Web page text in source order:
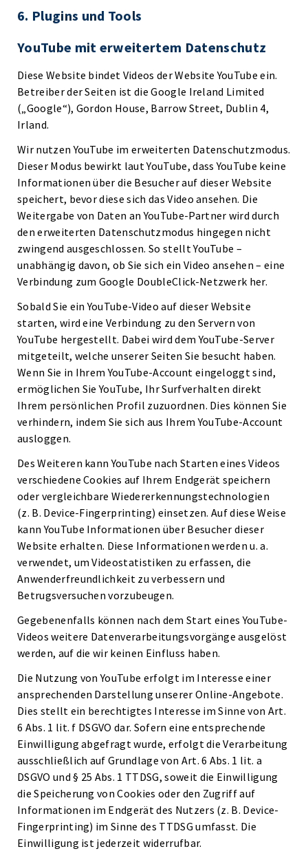
6. Plugins und Tools
YouTube mit erweitertem Datenschutz
Diese Website bindet Videos der Website YouTube ein.
Betreiber der Seiten ist die Google Ireland Limited
(„Google“), Gordon House, Barrow Street, Dublin 4,
Irland.
Wir nutzen YouTube im erweiterten Datenschutzmodus.
Dieser Modus bewirkt laut YouTube, dass YouTube keine
Informationen über die Besucher auf dieser Website
speichert, bevor diese sich das Video ansehen. Die
Weitergabe von Daten an YouTube-Partner wird durch
den erweiterten Datenschutzmodus hingegen nicht
zwingend ausgeschlossen. So stellt YouTube –
unabhängig davon, ob Sie sich ein Video ansehen – eine
Verbindung zum Google DoubleClick-Netzwerk her.
Sobald Sie ein YouTube-Video auf dieser Website
starten, wird eine Verbindung zu den Servern von
YouTube hergestellt. Dabei wird dem YouTube-Server
mitgeteilt, welche unserer Seiten Sie besucht haben.
Wenn Sie in Ihrem YouTube-Account eingeloggt sind,
ermöglichen Sie YouTube, Ihr Surfverhalten direkt
Ihrem persönlichen Profil zuzuordnen. Dies können Sie
verhindern, indem Sie sich aus Ihrem YouTube-Account
ausloggen.
Des Weiteren kann YouTube nach Starten eines Videos
verschiedene Cookies auf Ihrem Endgerät speichern
oder vergleichbare Wiedererkennungstechnologien
(z. B. Device-Fingerprinting) einsetzen. Auf diese Weise
kann YouTube Informationen über Besucher dieser
Website erhalten. Diese Informationen werden u. a.
verwendet, um Videostatistiken zu erfassen, die
Anwenderfreundlichkeit zu verbessern und
Betrugsversuchen vorzubeugen.
Gegebenenfalls können nach dem Start eines YouTube-
Videos weitere Datenverarbeitungsvorgänge ausgelöst
werden, auf die wir keinen Einfluss haben.
Die Nutzung von YouTube erfolgt im Interesse einer
ansprechenden Darstellung unserer Online-Angebote.
Dies stellt ein berechtigtes Interesse im Sinne von Art.
6 Abs. 1 lit. f DSGVO dar. Sofern eine entsprechende
Einwilligung abgefragt wurde, erfolgt die Verarbeitung
ausschließlich auf Grundlage von Art. 6 Abs. 1 lit. a
DSGVO und § 25 Abs. 1 TTDSG, soweit die Einwilligung
die Speicherung von Cookies oder den Zugriff auf
Informationen im Endgerät des Nutzers (z. B. Device-
Fingerprinting) im Sinne des TTDSG umfasst. Die
Einwilligung ist jederzeit widerrufbar.